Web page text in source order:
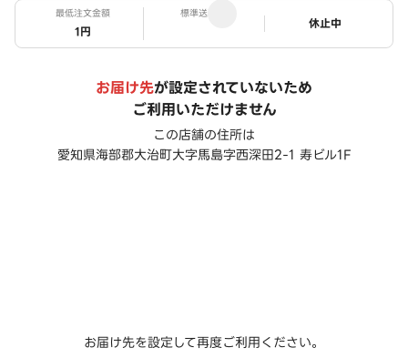
最低注文金額
1円
標準送料
ステータス
休止中
お届け先が設定されていないため
ご利用いただけません
この店舗の住所は
愛知県海部郡大治町大字馬島字西深田2-1 寿ビル1F
お届け先を設定して再度ご利用ください。